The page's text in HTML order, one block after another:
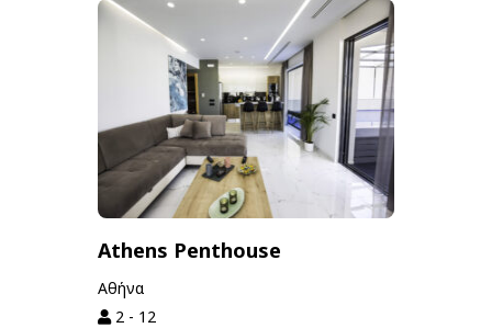
Athens Penthouse
Αθήνα
2 - 12